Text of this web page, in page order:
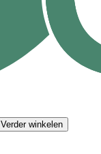
Verder winkelen